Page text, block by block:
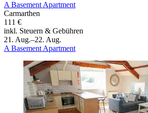
A Basement Apartment
Carmarthen
111 €
inkl. Steuern & Gebühren
21. Aug.–22. Aug.
A Basement Apartment